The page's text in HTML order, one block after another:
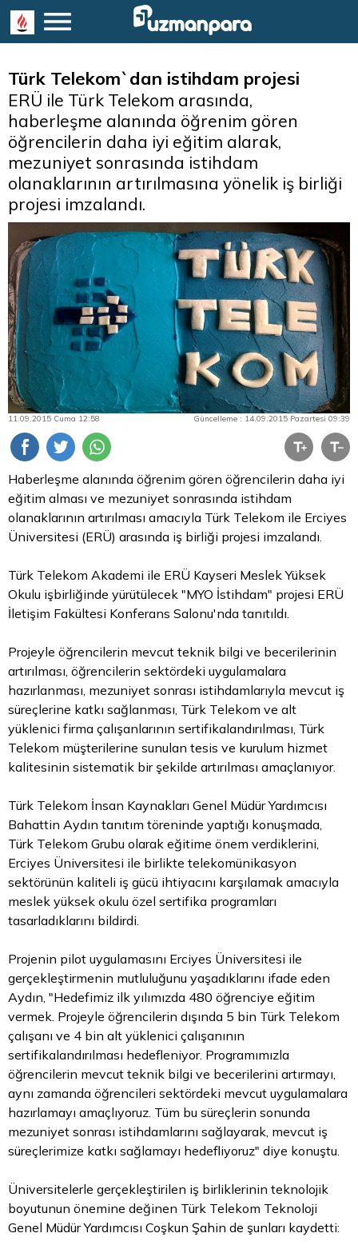
Türk Telekom`dan istihdam projesi
ERÜ ile Türk Telekom arasında,
haberleşme alanında öğrenim gören
öğrencilerin daha iyi eğitim alarak,
mezuniyet sonrasında istihdam
olanaklarının artırılmasına yönelik iş birliği
projesi imzalandı.
11.09.2015 Cuma 12:58 Güncelleme : 14.09.2015 Pazartesi 09:39
Haberleşme alanında öğrenim gören öğrencilerin daha iyi
eğitim alması ve mezuniyet sonrasında istihdam
olanaklarının artırılması amacıyla Türk Telekom ile Erciyes
Üniversitesi (ERÜ) arasında iş birliği projesi imzalandı.
Türk Telekom Akademi ile ERÜ Kayseri Meslek Yüksek
Okulu işbirliğinde yürütülecek "MYO İstihdam" projesi ERÜ
İletişim Fakültesi Konferans Salonu'nda tanıtıldı.
Projeyle öğrencilerin mevcut teknik bilgi ve becerilerinin
artırılması, öğrencilerin sektördeki uygulamalara
hazırlanması, mezuniyet sonrası istihdamlarıyla mevcut iş
süreçlerine katkı sağlanması, Türk Telekom ve alt
yüklenici firma çalışanlarının sertifikalandırılması, Türk
Telekom müşterilerine sunulan tesis ve kurulum hizmet
kalitesinin sistematik bir şekilde artırılması amaçlanıyor.
Türk Telekom İnsan Kaynakları Genel Müdür Yardımcısı
Bahattin Aydın tanıtım töreninde yaptığı konuşmada,
Türk Telekom Grubu olarak eğitime önem verdiklerini,
Erciyes Üniversitesi ile birlikte telekomünikasyon
sektörünün kaliteli iş gücü ihtiyacını karşılamak amacıyla
meslek yüksek okulu özel sertifika programları
tasarladıklarını bildirdi.
Projenin pilot uygulamasını Erciyes Üniversitesi ile
gerçekleştirmenin mutluluğunu yaşadıklarını ifade eden
Aydın, "Hedefimiz ilk yılımızda 480 öğrenciye eğitim
vermek. Projeyle öğrencilerin dışında 5 bin Türk Telekom
çalışanı ve 4 bin alt yüklenici çalışanının
sertifikalandırılması hedefleniyor. Programımızla
öğrencilerin mevcut teknik bilgi ve becerilerini artırmayı,
aynı zamanda öğrencileri sektördeki mevcut uygulamalara
hazırlamayı amaçlıyoruz. Tüm bu süreçlerin sonunda
mezuniyet sonrası istihdamlarını sağlayarak, mevcut iş
süreçlerimize katkı sağlamayı hedefliyoruz" diye konuştu.
Üniversitelerle gerçekleştirilen iş birliklerinin teknolojik
boyutunun önemine değinen Türk Telekom Teknoloji
Genel Müdür Yardımcısı Coşkun Şahin de şunları kaydetti: